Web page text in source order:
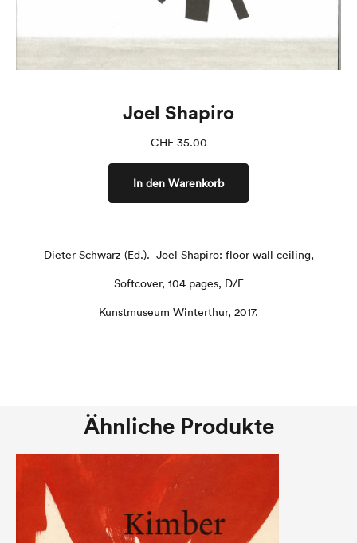
Joel Shapiro
CHF35.00
In den Warenkorb
Dieter Schwarz (Ed.). Joel Shapiro: floor wall ceiling,
Softcover, 104 pages, D/E
Kunstmuseum Winterthur, 2017.
Ähnliche Produkte